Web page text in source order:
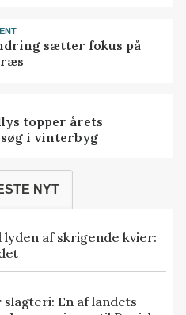
sætter fokus på
topper årets
i vinterbyg
NYT
lyden af skrigende kvier:
En af landets